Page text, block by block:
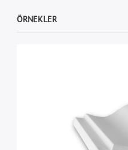
ÖRNEKLER